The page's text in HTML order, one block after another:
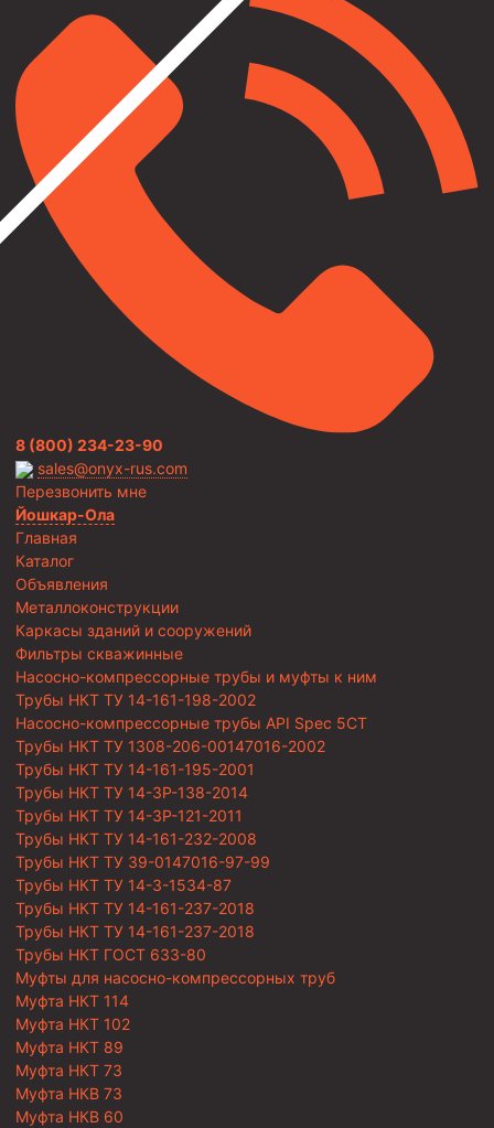
8 (800) 234-23-90
sales@onyx-rus.com
Перезвонить мне
Йошкар-Ола
Главная
Каталог
Объявления
Металлоконструкции
Каркасы зданий и сооружений
Фильтры скважинные
Насосно-компрессорные трубы и муфты к ним
Трубы НКТ ТУ 14-161-198-2002
Насосно-компрессорные трубы API Spec 5CT
Трубы НКТ ТУ 1308-206-00147016-2002
Трубы НКТ ТУ 14-161-195-2001
Трубы НКТ ТУ 14-3Р-138-2014
Трубы НКТ ТУ 14-3Р-121-2011
Трубы НКТ ТУ 14-161-232-2008
Трубы НКТ ТУ 39-0147016-97-99
Трубы НКТ ТУ 14-3-1534-87
Трубы НКТ ТУ 14-161-237-2018
Трубы НКТ ТУ 14-161-237-2018
Трубы НКТ ГОСТ 633-80
Муфты для насосно-компрессорных труб
Муфта НКТ 114
Муфта НКТ 102
Муфта НКТ 89
Муфта НКТ 73
Муфта НКВ 73
Муфта НКВ 60